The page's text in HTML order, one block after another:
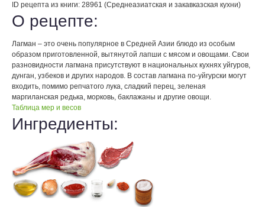
ID рецепта из книги: 28961 (Среднеазиатская и закавказская кухни)
О рецепте:
Лагман – это очень популярное в Средней Азии блюдо из особым
образом приготовленной, вытянутой лапши с мясом и овощами. Свои
разновидности лагмана присутствуют в национальных кухнях уйгуров,
дунган, узбеков и других народов. В состав лагмана по-уйгурски могут
входить, помимо репчатого лука, сладкий перец, зеленая
маргиланская редька, морковь, баклажаны и другие овощи.
Таблица мер и весов
Ингредиенты: